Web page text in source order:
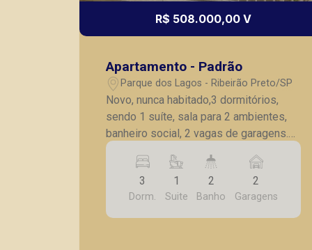
R$ 508.000,00 V
Apartamento - Padrão
Parque dos Lagos - Ribeirão Preto/SP
Novo, nunca habitado,3 dormitórios,
sendo 1 suíte, sala para 2 ambientes,
banheiro social, 2 vagas de garagens.
Condições especiais na tabela de
setembro de 2021. Visite o decorado!
3
Dorm.
1
Suite
2
Banho
2
Garagens